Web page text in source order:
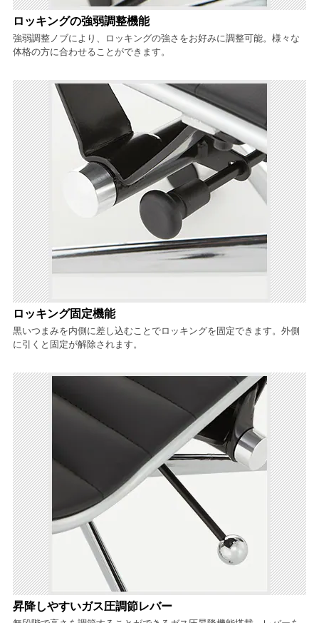
ロッキングの強弱調整機能
強弱調整ノブにより、ロッキングの強さをお好みに調整可能。様々な
体格の方に合わせることができます。
ロッキング固定機能
黒いつまみを内側に差し込むことでロッキングを固定できます。外側
に引くと固定が解除されます。
昇降しやすいガス圧調節レバー